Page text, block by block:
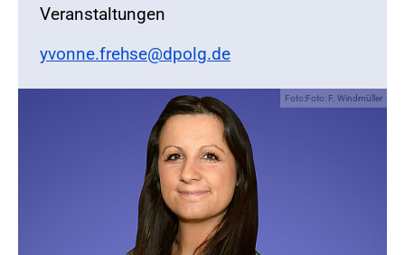
Veranstaltungen
yvonne.frehse@dpolg.de
Foto:Foto: F. Windmüller